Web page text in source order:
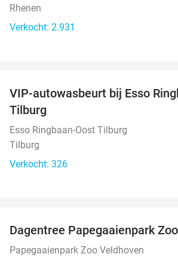
Rhenen
Verkocht: 2.931
VIP-autowasbeurt bij Esso
Tilburg
Esso Ringbaan-Oost Tilburg
Tilburg
Verkocht: 326
Dagentree Papegaaienpark
Papegaaienpark Zoo Veldhoven